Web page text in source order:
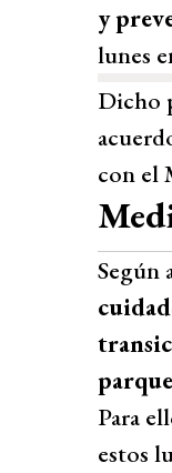
y
lunes
Dicho
con el
Según
Para
estos